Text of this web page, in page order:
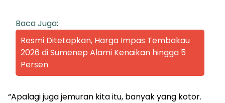
Baca Juga:
Resmi Ditetapkan, Harga Impas Tembakau
2026 di Sumenep Alami Kenaikan hingga 5
Persen
“Apalagi juga jemuran kita itu, banyak yang kotor.